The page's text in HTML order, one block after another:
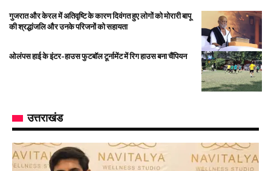
गुजरात और केरल में अतिवृष्टि के कारण दिवंगत हुए लोगों को मोरारी बापू
की श्रद्धांजलि और उनके परिजनों को सहायता
ओलंपस हाई के इंटर-हाउस फुटबॉल टूर्नामेंट में रिग हाउस बना चैंपियन
उत्तराखंड